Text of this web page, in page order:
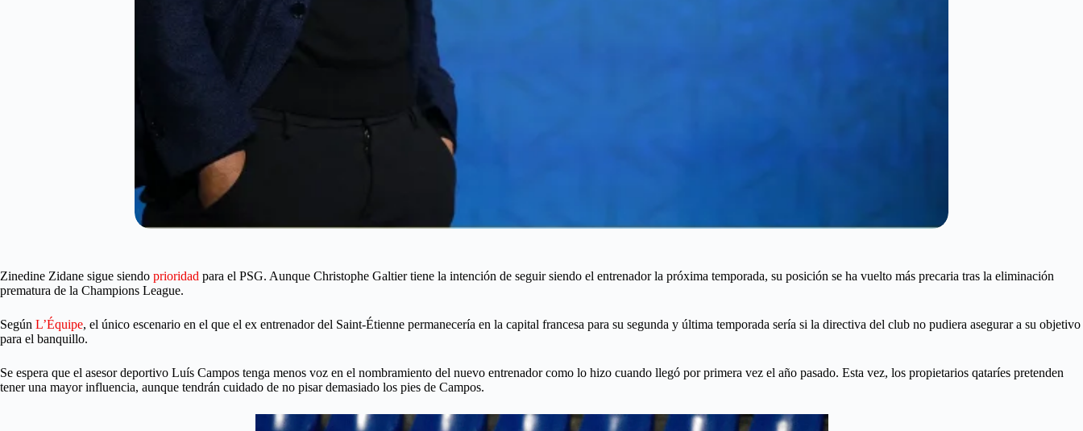
Zinedine Zidane sigue siendo prioridad para el PSG. Aunque Christophe Galtier tiene la intención de seguir siendo el entrenador la próxima temporada, su posición se ha vuelto más precaria tras la eliminación
prematura de la Champions League.
Según L’Équipe, el único escenario en el que el ex entrenador del Saint-Étienne permanecería en la capital francesa para su segunda y última temporada sería si la directiva del club no pudiera asegurar a su objetivo
para el banquillo.
Se espera que el asesor deportivo Luís Campos tenga menos voz en el nombramiento del nuevo entrenador como lo hizo cuando llegó por primera vez el año pasado. Esta vez, los propietarios qataríes pretenden
tener una mayor influencia, aunque tendrán cuidado de no pisar demasiado los pies de Campos.